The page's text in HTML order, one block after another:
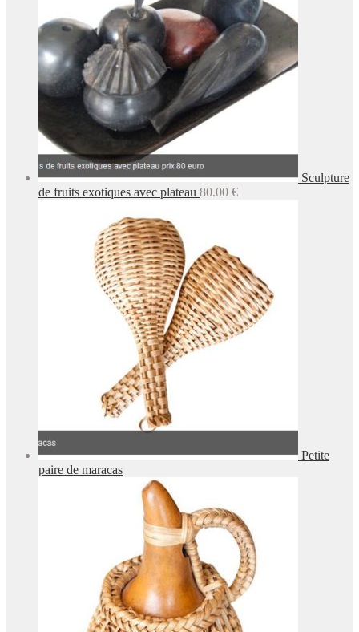
Sculpture
de fruits exotiques avec plateau 80.00 €
Petite
paire de maracas